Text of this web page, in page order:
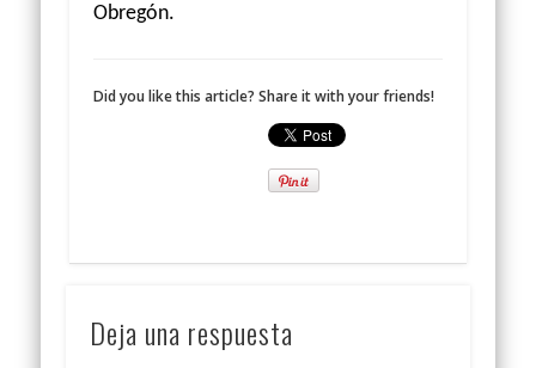
Obregón.
Did you like this article? Share it with your friends!
Deja una respuesta